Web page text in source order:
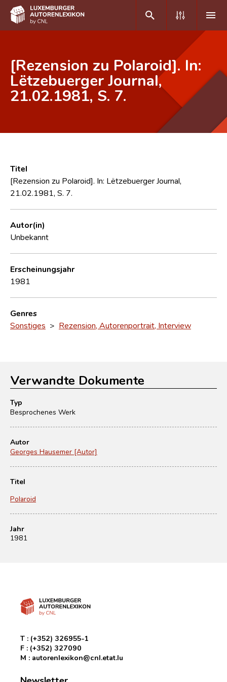
DE FR
Home
Erweiterte Suche
CNL
Forschungsgruppe
[Rezension zu Polaroid]. In:
Lëtzebuerger Journal,
21.02.1981, S. 7.
Titel
[Rezension zu Polaroid]. In: Lëtzebuerger Journal,
21.02.1981, S. 7.
Autor(in)
Unbekannt
Erscheinungsjahr
1981
Genres
Sonstiges > Rezension, Autorenportrait, Interview
Verwandte Dokumente
Typ
Besprochenes Werk
Autor
Georges Hausemer [Autor]
Titel
Polaroid
Jahr
1981
T : (+352) 326955-1
F : (+352) 327090
M : autorenlexikon@cnl.etat.lu